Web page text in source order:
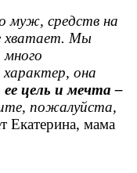
муж, средств на
хватает. Мы
характер, она
цель и мечта –
пожалуйста,
Екатерина, мама